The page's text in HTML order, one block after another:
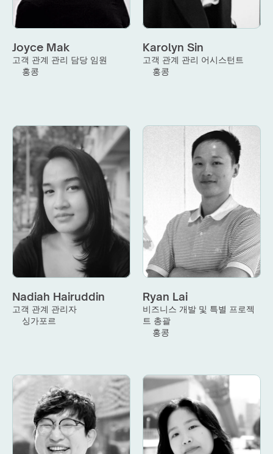
Joyce Mak
고객 관계 관리 담당 임원
홍콩
Karolyn Sin
고객 관계 관리 어시스턴트
홍콩
Nadiah Hairuddin
고객 관계 관리자
싱가포르
Ryan Lai
비즈니스 개발 및 특별 프로젝
트 총괄
홍콩